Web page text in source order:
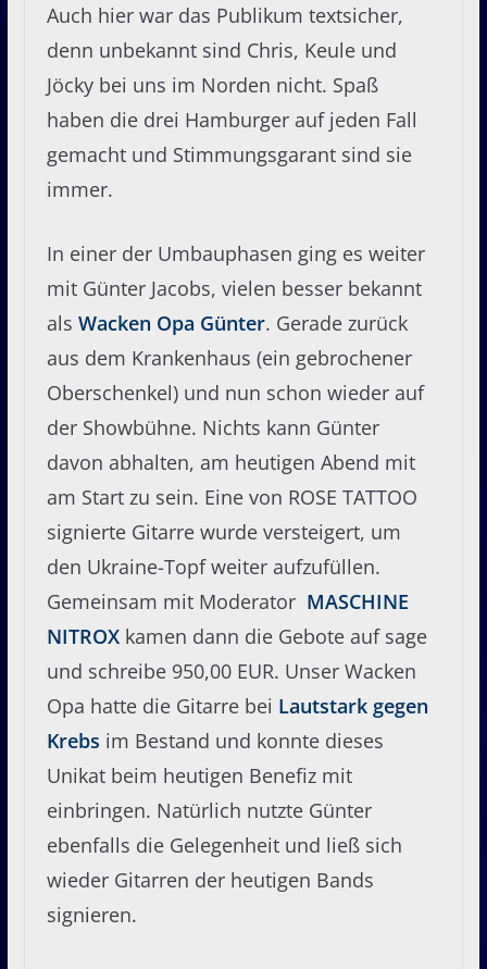
Auch hier war das Publikum textsicher,
denn unbekannt sind Chris, Keule und
Jöcky bei uns im Norden nicht. Spaß
haben die drei Hamburger auf jeden Fall
gemacht und Stimmungsgarant sind sie
immer.
In einer der Umbauphasen ging es weiter
mit Günter Jacobs, vielen besser bekannt
als Wacken Opa Günter. Gerade zurück
aus dem Krankenhaus (ein gebrochener
Oberschenkel) und nun schon wieder auf
der Showbühne. Nichts kann Günter
davon abhalten, am heutigen Abend mit
am Start zu sein. Eine von ROSE TATTOO
signierte Gitarre wurde versteigert, um
den Ukraine-Topf weiter aufzufüllen.
Gemeinsam mit Moderator MASCHINE
NITROX kamen dann die Gebote auf sage
und schreibe 950,00 EUR. Unser Wacken
Opa hatte die Gitarre bei Lautstark gegen
Krebs im Bestand und konnte dieses
Unikat beim heutigen Benefiz mit
einbringen. Natürlich nutzte Günter
ebenfalls die Gelegenheit und ließ sich
wieder Gitarren der heutigen Bands
signieren.